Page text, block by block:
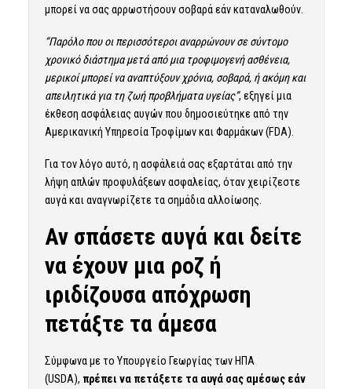
μπορεί να σας αρρωστήσουν σοβαρά εάν καταναλωθούν.
“Παρόλο που οι περισσότεροι αναρρώνουν σε σύντομο
χρονικό διάστημα μετά από μια τροφιμογενή ασθένεια,
μερικοί μπορεί να αναπτύξουν χρόνια, σοβαρά, ή ακόμη και
απειλητικά για τη ζωή προβλήματα υγείας”, εξηγεί μια
έκθεση ασφάλειας αυγών που δημοσιεύτηκε από την
Αμερικανική Υπηρεσία Τροφίμων και Φαρμάκων (FDA).
Για τον λόγο αυτό, η ασφάλειά σας εξαρτάται από την
λήψη απλών προφυλάξεων ασφαλείας, όταν χειρίζεστε
αυγά και αναγνωρίζετε τα σημάδια αλλοίωσης.
Αν σπάσετε αυγά και δείτε
να έχουν μια ροζ ή
ιριδίζουσα απόχρωση
πετάξτε τα άμεσα
Σύμφωνα με το Υπουργείο Γεωργίας των ΗΠΑ
(USDA), πρέπει να πετάξετε τα αυγά σας αμέσως εάν